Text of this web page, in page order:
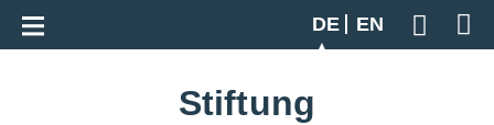
DE
EN
Geben
Zur Gesamtübersicht
Stiftung